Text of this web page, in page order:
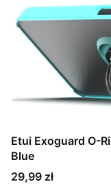
Etui Exoguard O-
Blue
Cena
29,99 zł